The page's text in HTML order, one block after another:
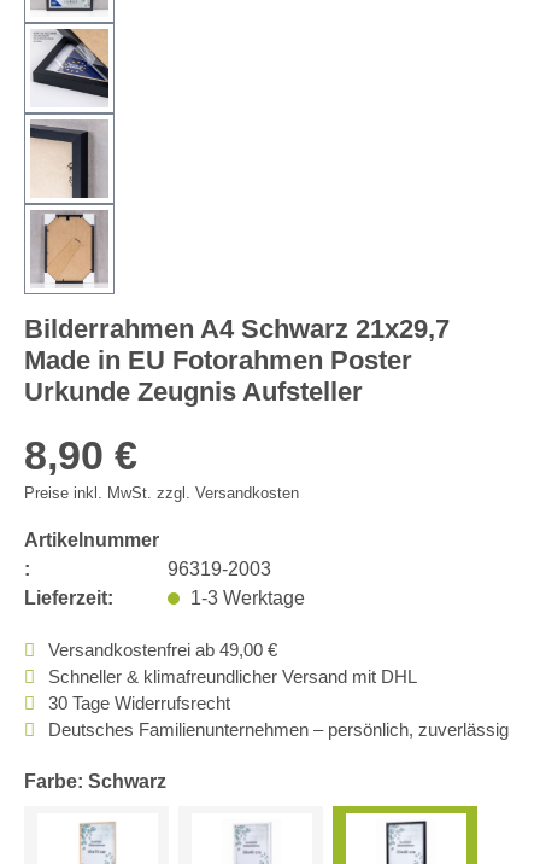
Bilderrahmen A4 Schwarz 21x29,7
Made in EU Fotorahmen Poster
Urkunde Zeugnis Aufsteller
8,90 €
Preise inkl. MwSt. zzgl. Versandkosten
Artikelnummer
:
96319-2003
Lieferzeit:
1-3 Werktage
Versandkostenfrei ab 49,00 €
Schneller & klimafreundlicher Versand mit DHL
30 Tage Widerrufsrecht
Deutsches Familienunternehmen – persönlich, zuverlässig
Farbe: Schwarz